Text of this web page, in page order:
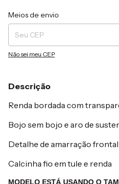
Entregas para o CEP:
Meios de envio
Não sei meu CEP
Descrição
Renda bordada com
Bojo sem bojo e aro de
Detalhe de amarração
Calcinha fio em tule e renda
MODELO ESTÁ USANDO O